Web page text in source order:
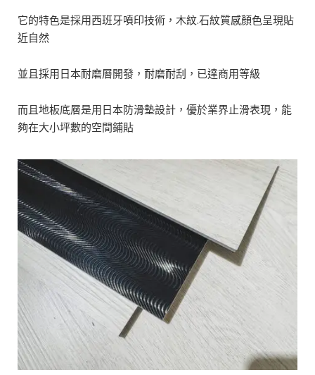
它的特色是採用西班牙噴印技術，木紋.石紋質感顏色呈現貼
近自然
並且採用日本耐磨層開發，耐磨耐刮，已達商用等級
而且地板底層是用日本防滑墊設計，優於業界止滑表現，能
夠在大小坪數的空間鋪貼